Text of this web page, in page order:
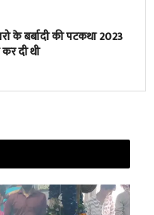
के बर्बादी की पटकथा 2023
दी थी